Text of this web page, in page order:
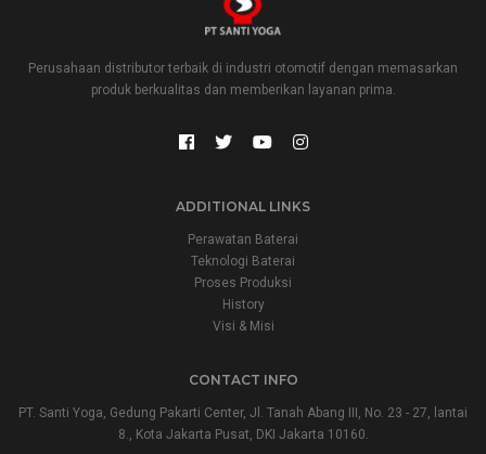
Perusahaan distributor terbaik di industri otomotif dengan memasarkan
produk berkualitas dan memberikan layanan prima.
ADDITIONAL LINKS
Perawatan Baterai
Teknologi Baterai
Proses Produksi
History
Visi & Misi
CONTACT INFO
PT. Santi Yoga, Gedung Pakarti Center, Jl. Tanah Abang III, No. 23 - 27, lantai
8., Kota Jakarta Pusat, DKI Jakarta 10160.